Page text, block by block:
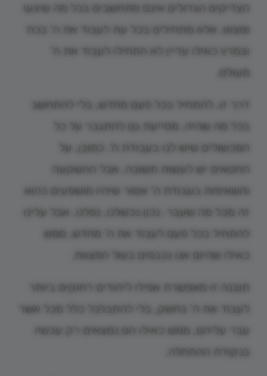
הצדיקים הגדולים אינם מתחשבים בכל מה שיגעו
ומצאו, אלא מתחילים בכל עת לעבוד את ה' בכח
ובמרץ כאילו עדיין לא התחילו לעבוד את ה'
מעולם.
דרך זו, להתחיל בכל פעם מחדש, בלי להתחשב
בכל מה שהיה, מסייעת גם להתגבר על כל
המכשולים שיש לנו בעבודת ה'. כמובן, על
החטאים יש לעשות תשובה, אבל ההשקעה
והשאיפות בעבודת ה' אסור שיהיו מושפעים כהוא
זה מכל מה שעבר. נכון נכשלנו, נפלנו, אבל עלינו
להתחיל בכל פעם לעבוד את ה' מחדש, ממש
כאילו שהיום אנו נכנסים בעול המצוות.
תובנה זו מאפשרת אפילו ליהודים רחוקים ביותר
לעבוד את ה' בחשק, בלי להתבלבל כלל מכל אשר
עבר עליהם, ממש כאילו הם נמצאים רק עכשיו
בנקודת ההתחלה.